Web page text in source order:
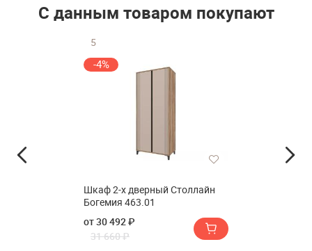
С данным товаром покупают
5
-4%
Шкаф 2-х дверный Столлайн
Богемия 463.01
от 30 492 ₽
31 660 ₽